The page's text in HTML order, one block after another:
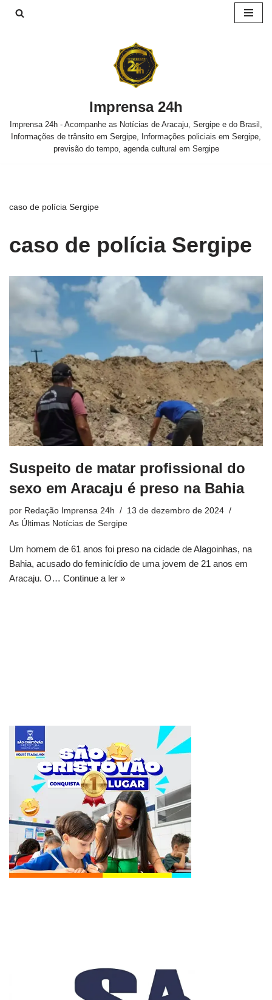
Imprensa 24h
Imprensa 24h - Acompanhe as Notícias de Aracaju, Sergipe e do Brasil,
Informações de trânsito em Sergipe, Informações policiais em Sergipe,
previsão do tempo, agenda cultural em Sergipe
caso de polícia Sergipe
caso de polícia Sergipe
Suspeito de matar profissional do
sexo em Aracaju é preso na Bahia
por Redação Imprensa 24h
13 de dezembro de 2024
As Últimas Notícias de Sergipe
Um homem de 61 anos foi preso na cidade de Alagoinhas, na
Bahia, acusado do feminicídio de uma jovem de 21 anos em
Aracaju. O… Continue a ler »